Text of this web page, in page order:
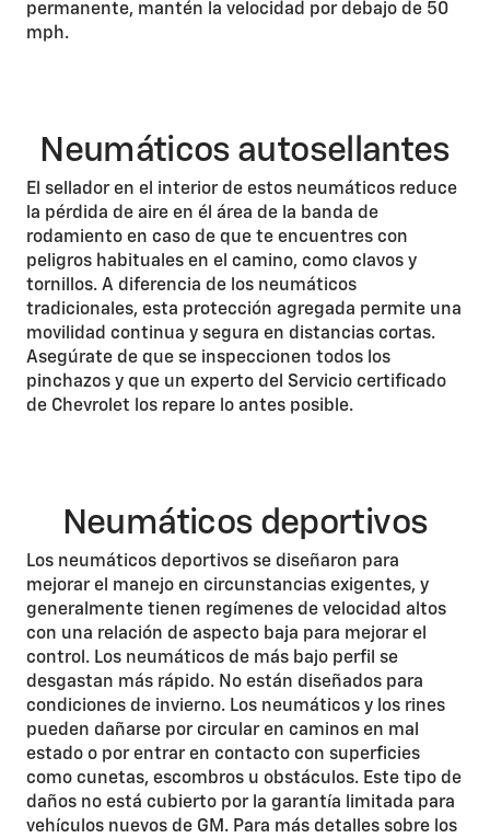
permanente, mantén la velocidad por debajo de 50
mph.
Neumáticos autosellantes
El sellador en el interior de estos neumáticos reduce
la pérdida de aire en él área de la banda de
rodamiento en caso de que te encuentres con
peligros habituales en el camino, como clavos y
tornillos. A diferencia de los neumáticos
tradicionales, esta protección agregada permite una
movilidad continua y segura en distancias cortas.
Asegúrate de que se inspeccionen todos los
pinchazos y que un experto del Servicio certificado
de Chevrolet los repare lo antes posible.
Neumáticos deportivos
Los neumáticos deportivos se diseñaron para
mejorar el manejo en circunstancias exigentes, y
generalmente tienen regímenes de velocidad altos
con una relación de aspecto baja para mejorar el
control. Los neumáticos de más bajo perfil se
desgastan más rápido. No están diseñados para
condiciones de invierno. Los neumáticos y los rines
pueden dañarse por circular en caminos en mal
estado o por entrar en contacto con superficies
como cunetas, escombros u obstáculos. Este tipo de
daños no está cubierto por la garantía limitada para
vehículos nuevos de GM. Para más detalles sobre los